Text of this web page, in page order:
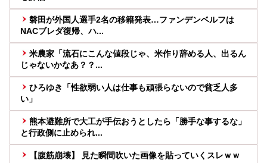
磐田が外国人選手2名の移籍発表…ファンデンベルフは
NACブレダ復帰、ハ...
米農家「流石にこんな値段じゃ、米作り辞める人、出るん
じゃないかなあ？？...
ひろゆき「性欲弱い人は仕事も頑張らないので貧乏人多
い」
熊本避難所で大工が手伝おうとしたら「勝手な事するな」
と行政側に止められ...
【腹筋崩壊】 見た瞬間吹いた画像を貼っていくスレｗｗ